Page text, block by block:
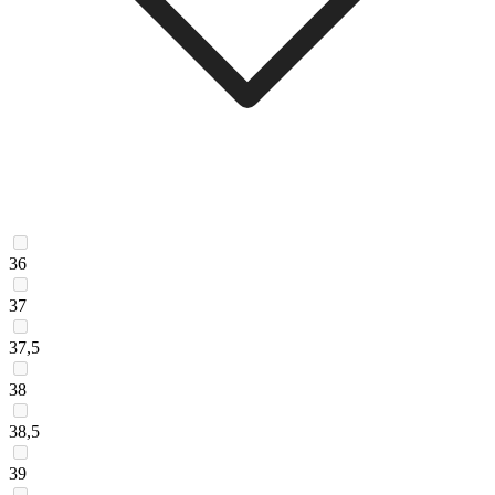
36
37
37,5
38
38,5
39